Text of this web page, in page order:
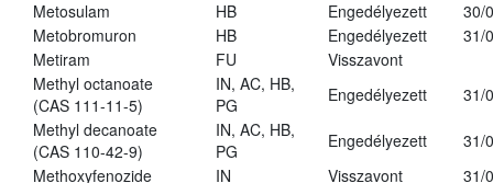
Metosulam
HB Engedélyezett
30/
Metobromuron
HB Engedélyezett
31/
Metiram
FU
Visszavont
Methyl octanoate
(CAS 111-11-5)
IN, AC, HB,
PG
Engedélyezett
31/
Methyl decanoate
(CAS 110-42-9)
IN, AC, HB,
PG
Engedélyezett
31/
Methoxyfenozide
IN Visszavont
31/